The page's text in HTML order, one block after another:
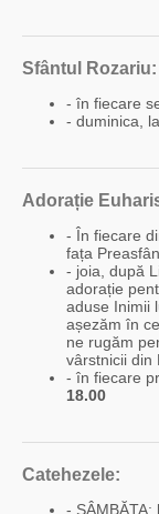
Sfântul Rozariu:
- în fiecare
- duminica,
Adorație
- În fiecare
fața
- joia, după
adorație
aduse Inimii
așezăm în
ne rugăm
vârstnicii din
- în fiecare
18.00
Catehezele:
- SÂMBĂTA: